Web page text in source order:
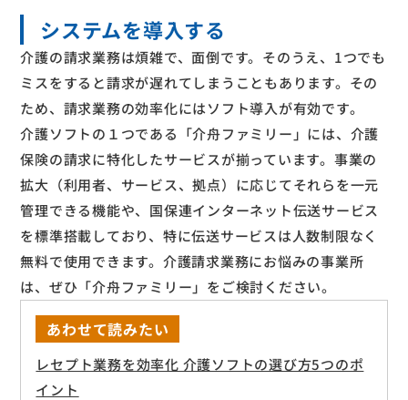
システムを導入する
介護の請求業務は煩雑で、面倒です。そのうえ、1つでも
ミスをすると請求が遅れてしまうこともあります。その
ため、請求業務の効率化にはソフト導入が有効です。
介護ソフトの１つである「介舟ファミリー」には、介護
保険の請求に特化したサービスが揃っています。事業の
拡大（利用者、サービス、拠点）に応じてそれらを一元
管理できる機能や、 国保連インターネット伝送サービス
を標準搭載しており、特に伝送サービスは人数制限なく
無料で使用できます。介護請求業務にお悩みの事業所
は、ぜひ「介舟ファミリー」をご検討ください。
あわせて読みたい
レセプト業務を効率化 介護ソフトの選び方5つのポ
イント